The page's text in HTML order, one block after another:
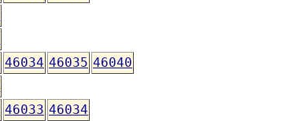
46034 46035 46040
46033 46034